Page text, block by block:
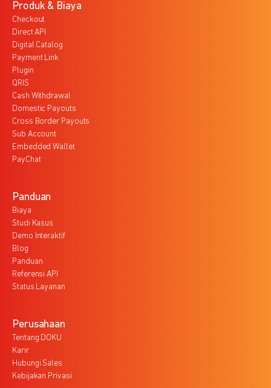
Produk & Biaya
Checkout
Direct API
Digital Catalog
Payment Link
Plugin
QRIS
Cash Withdrawal
Domestic Payouts
Cross Border Payouts
Sub Account
Embedded Wallet
PayChat
Panduan
Biaya
Studi Kasus
Demo Interaktif
Blog
Panduan
Referensi API
Status Layanan
Perusahaan
Tentang DOKU
Karir
Hubungi Sales
Kebijakan Privasi